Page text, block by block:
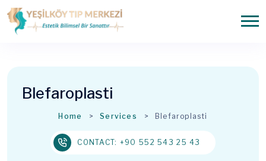
Blefaroplasti
Home Services Blefaroplasti
CONTACT: +90 552 543 25 43